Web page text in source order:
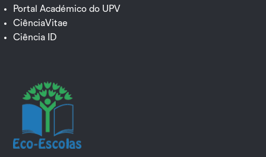
Portal Académico do UPV
CiênciaVitae
Ciência ID